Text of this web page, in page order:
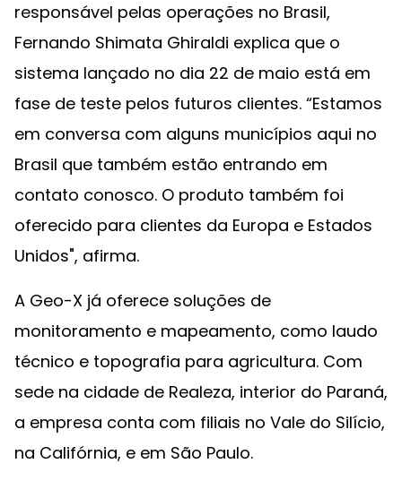
responsável pelas operações no Brasil,
Fernando Shimata Ghiraldi explica que o
sistema lançado no dia 22 de maio está em
fase de teste pelos futuros clientes. “Estamos
em conversa com alguns municípios aqui no
Brasil que também estão entrando em
contato conosco. O produto também foi
oferecido para clientes da Europa e Estados
Unidos", afirma.
A Geo-X já oferece soluções de
monitoramento e mapeamento, como laudo
técnico e topografia para agricultura. Com
sede na cidade de Realeza, interior do Paraná,
a empresa conta com filiais no Vale do Silício,
na Califórnia, e em São Paulo.